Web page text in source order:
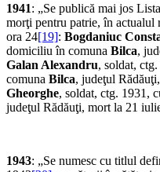
1941: „Se publică mai jos
morţi pentru patrie, în actualul
ora 24[19]: Bogdaniuc
domiciliu în comuna Bilca,
Galan Alexandru, soldat,
comuna Bilca, judeţul
Gheorghe, soldat, ctg. 1931,
judeţul Rădăuţi, mort la 21
1943: „Se numesc cu titlul